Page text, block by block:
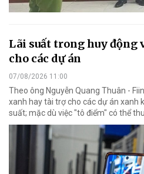
Lãi suất trong huy động
cho các dự án
07/08/2026 11:00
Theo ông Nguyễn Quang Thuân -
xanh hay tài trợ cho các dự án xanh
suất; mặc dù việc "tô điểm" có thể